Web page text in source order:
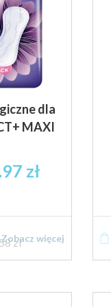
dla
MAXI
złZakres
8.58 zł
brutto
do
brutto
zł produkt
ma
wariantów.
Zobacz więcej